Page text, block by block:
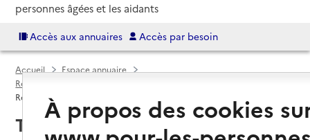
personnes âgées et les aidants
Accès aux annuaires Accès par besoin
Accueil
Espace annuaire
Résidences autonomie par département
Résidence autonomie
Tarbes (65000) : liste des 2
À propos des cookies